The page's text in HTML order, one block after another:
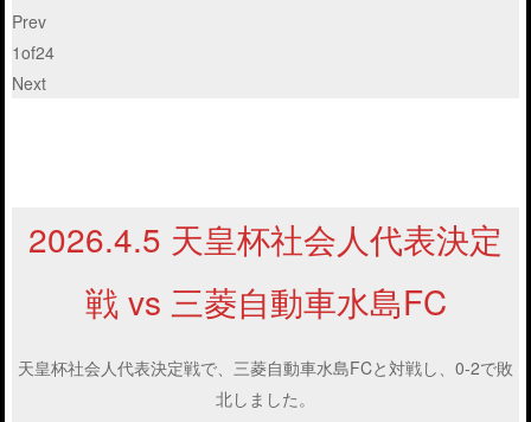
Prev
1of24
Next
2026.4.5 天皇杯社会人代表決定
戦 vs 三菱自動車水島FC
天皇杯社会人代表決定戦で、三菱自動車水島FCと対戦し、0-2で敗
北しました。